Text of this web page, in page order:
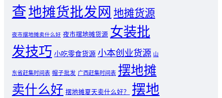
查地摊货批发网 地摊货源
夜市摆地摊卖什么好 夜市摆地摊货源 女装批
发技巧 小吃零食货源 小本创业货源 山
东省赶集时间表 帽子批发 广西赶集时间表 摆地摊
卖什么好 摆地摊夏天卖什么好？
摆地